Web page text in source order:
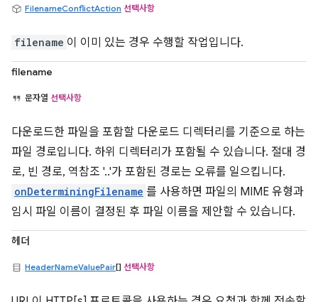
FilenameConflictAction 선택사항
filename 이 이미 있는 경우 수행할 작업입니다.
filename
문자열 선택사항
다운로드한 파일을 포함할 다운로드 디렉터리를 기준으로 하는
파일 경로입니다. 하위 디렉터리가 포함될 수 있습니다. 절대 경
로, 빈 경로, 역참조 '..'가 포함된 경로는 오류를 일으킵니다.
onDeterminingFilename 를 사용하면 파일의 MIME 유형과
임시 파일 이름이 결정된 후 파일 이름을 제안할 수 있습니다.
헤더
HeaderNameValuePair[] 선택사항